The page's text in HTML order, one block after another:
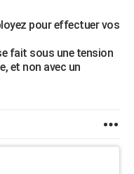
pour effectuer vos
fait sous une tension
et non avec un